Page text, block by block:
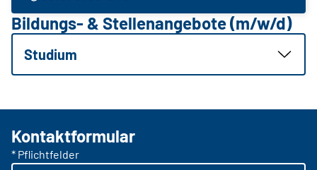
Bildungs- & Stellenangebote (m/w/d)
Studium
Kontaktformular
* Pflichtfelder